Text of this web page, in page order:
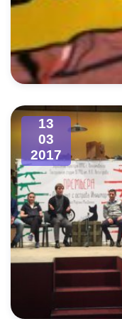
13
03
2017